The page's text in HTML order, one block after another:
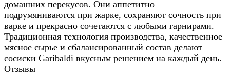
домашних перекусов. Они аппетитно
подрумяниваются при жарке, сохраняют сочность при
варке и прекрасно сочетаются с любыми гарнирами.
Традиционная технология производства, качественное
мясное сырье и сбалансированный состав делают
сосиски Garibaldi вкусным решением на каждый день.
Отзывы